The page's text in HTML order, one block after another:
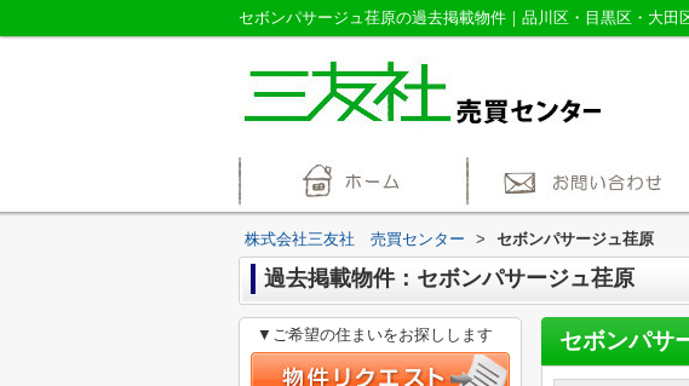
株式会社三友社 売買センター > セボンパサージュ荏原
過去掲載物件：セボンパサージュ荏原
セボンパサ
▼ご希望の住まいをお探しします